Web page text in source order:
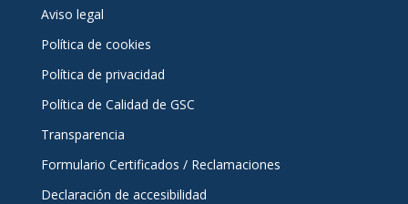
Aviso legal
Política de cookies
Política de privacidad
Política de Calidad de GSC
Transparencia
Formulario Certificados / Reclamaciones
Declaración de accesibilidad